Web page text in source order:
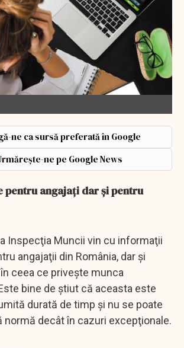
ne ca sursă preferată în Google
ne pe Google News
angajaţi dar şi pentru
Inspecţia Muncii vin cu informaţii
angajaţii din România, dar şi
ceea ce priveşte munca
bine de ştiut că aceasta este
durată de timp şi nu se poate
normă decât în cazuri excepţionale.